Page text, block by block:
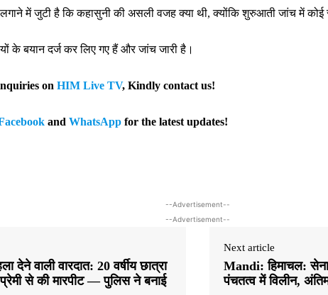
में जुटी है कि कहासुनी की असली वजह क्या थी, क्योंकि शुरुआती जांच में कोई
के बयान दर्ज कर लिए गए हैं और जांच जारी है।
on HIM Live TV, Kindly contact us!
and WhatsApp for the latest updates!
--Advertisement--
--Advertisement--
देने वाली वारदात: 20 वर्षीय छात्रा
से की मारपीट — पुलिस ने बनाई
Next article
Mandi: हिमाचल:
पंचतत्व में विलीन,